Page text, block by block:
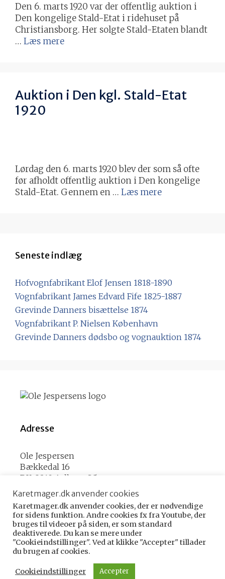
Den 6. marts 1920 var der offentlig auktion i
Den kongelige Stald-Etat i ridehuset på
Christiansborg. Her solgte Stald-Etaten blandt
… Læs mere
Auktion i Den kgl. Stald-Etat
1920
Lørdag den 6. marts 1920 blev der som så ofte
før afholdt offentlig auktion i Den kongelige
Stald-Etat. Gennem en … Læs mere
Seneste indlæg
Hofvognfabrikant Elof Jensen 1818-1890
Vognfabrikant James Edvard Fife 1825-1887
Grevinde Danners bisættelse 1874
Vognfabrikant P. Nielsen København
Grevinde Danners dødsbo og vognauktion 1874
Adresse
Ole Jespersen
Bækkedal 16
DK-9210 Aalborg SØ
Kontakt
E-mailole (@) karetmager.dk
Karetmager.dk anvender cookies
Karetmager.dk anvender cookies, der er nødvendige
for sidens funktion. Andre cookies fx fra Youtube, der
bruges til videoer på siden, er som standard
deaktiverede. Du kan se mere under
"Cookieindstillinger". Ved at klikke "Accepter" tillader
du brugen af cookies.
Cookieindstillinger Accepter